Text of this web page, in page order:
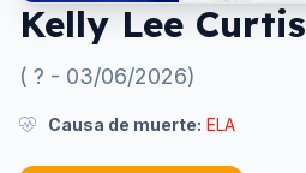
Kelly Lee Curtis
( ? - 03/06/2026)
Causa de muerte: ELA